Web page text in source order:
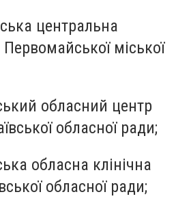
центральна
міської
обласний центр
обласної ради;
обласна клінічна
обласної ради;